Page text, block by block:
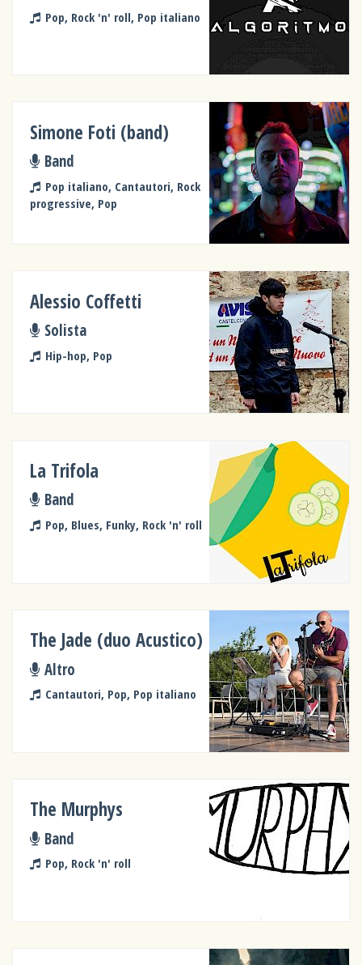
Pop, Rock 'n' roll, Pop italiano
Simone Foti (band)
Band
Pop italiano, Cantautori, Rock
progressive, Pop
Alessio Coffetti
Solista
Hip-hop, Pop
La Trifola
Band
Pop, Blues, Funky, Rock 'n' roll
The Jade (duo Acustico)
Altro
Cantautori, Pop, Pop italiano
The Murphys
Band
Pop, Rock 'n' roll